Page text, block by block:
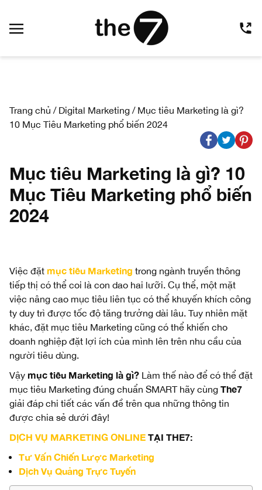
Trang chủ / Digital Marketing / Mục tiêu Marketing là gì?
10 Mục Tiêu Marketing phổ biến 2024
Mục tiêu Marketing là gì? 10
Mục Tiêu Marketing phổ biến
2024
Việc đặt mục tiêu Marketing trong ngành truyền thông
tiếp thị có thể coi là con dao hai lưỡi. Cụ thể, một mặt
việc nâng cao mục tiêu liên tục có thể khuyến khích công
ty duy trì được tốc độ tăng trưởng dài lâu. Tuy nhiên mặt
khác, đặt mục tiêu Marketing cũng có thể khiến cho
doanh nghiệp đặt lợi ích của mình lên trên nhu cầu của
người tiêu dùng.
Vậy mục tiêu Marketing là gì? Làm thế nào để có thể đặt
mục tiêu Marketing đúng chuẩn SMART hãy cùng The7
giải đáp chi tiết các vấn đề trên qua những thông tin
được chia sẻ dưới đây!
DỊCH VỤ MARKETING ONLINE TẠI THE7:
Tư Vấn Chiến Lược Marketing
Dịch Vụ Quảng Trực Tuyến